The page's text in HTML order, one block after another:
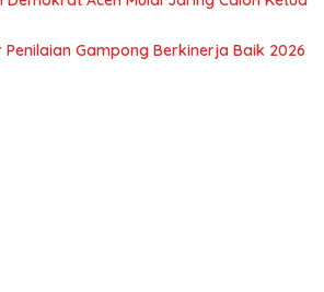
Penilaian Gampong Berkinerja Baik 2026